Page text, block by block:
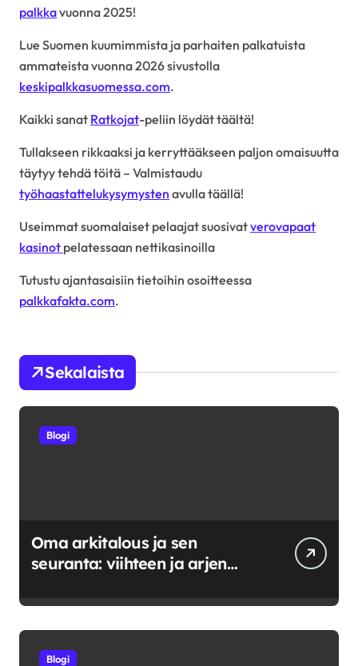
palkkavuonna 2025!
Lue Suomen kuumimmista ja parhaiten palkatuista
ammateista vuonna 2026 sivustolla
keskipalkkasuomessa.com.
Kaikki sanat Ratkojat-peliin löydät täältä!
Tullakseen rikkaaksi ja kerryttääkseen paljon omaisuutta
täytyy tehdä töitä – Valmistaudu
työhaastattelukysymysten avulla täällä!
Useimmat suomalaiset pelaajat suosivatverovapaat
kasinot pelatessaan nettikasinoilla
Tutustu ajantasaisiin tietoihin osoitteessa
palkkafakta.com.
Sekalaista
Blogi
Oma arkitalous ja sen
seuranta: viihteen ja arjen
Blogi